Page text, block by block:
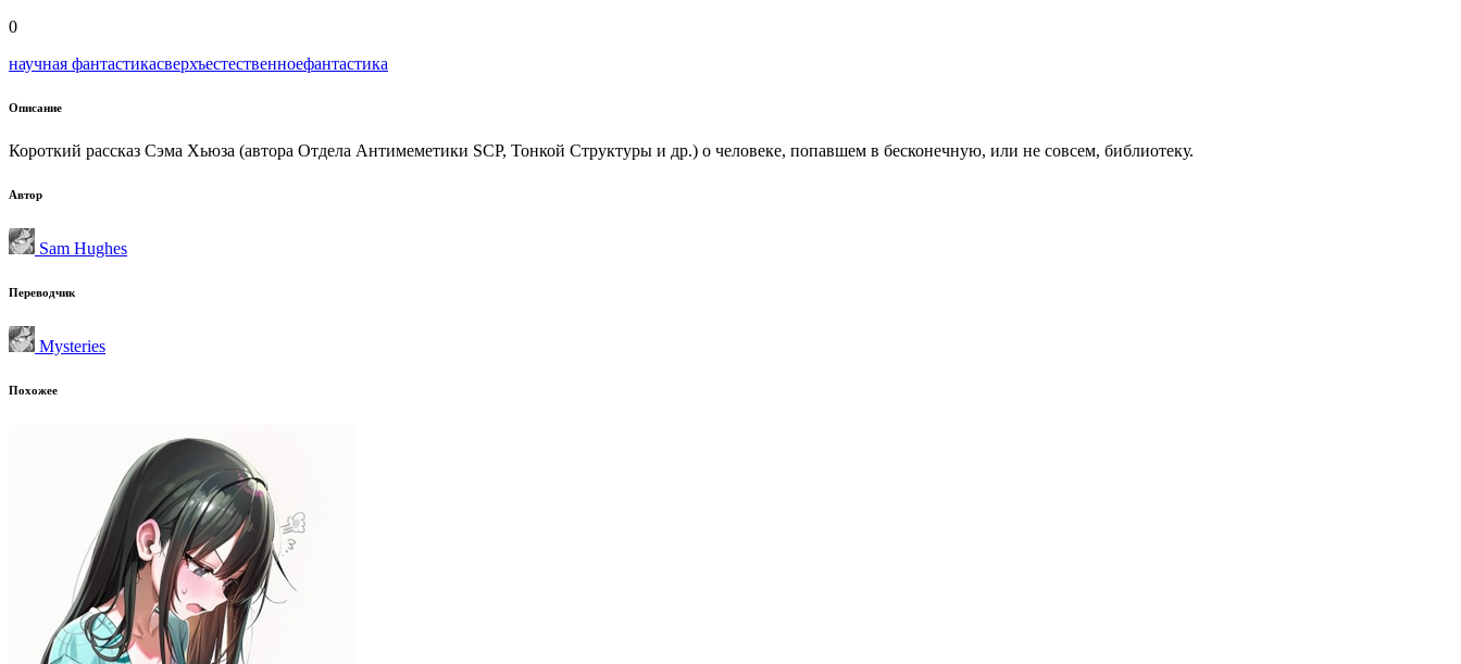
0
научная фантастикасверхъестественноефантастика
Описание
Короткий рассказ Сэма Хьюза (автора Отдела Антимеметики SCP, Тонкой Структуры и др.) о человеке, попавшем в бесконечную, или не совсем, библиотеку.
Автор
Sam Hughes
Переводчик
Mysteries
Похожее